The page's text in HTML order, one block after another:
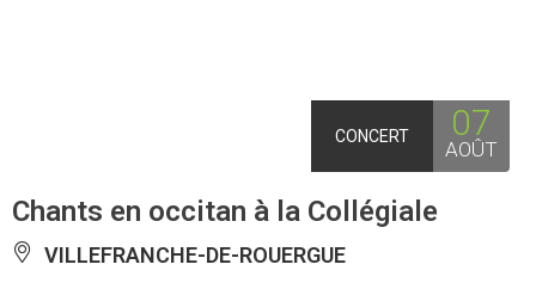
CONCERT 07
AOÛT
Chants en occitan à la Collégiale
VILLEFRANCHE-DE-ROUERGUE